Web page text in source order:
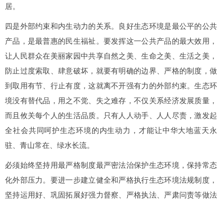
居。
四是外部约束和内生动力的关系。良好生态环境是最公平的公共
产品，是最普惠的民生福祉。要发挥这一公共产品的最大效用，
让人民群众在美丽家园中共享自然之美、生命之美、生活之美，
防止过度索取、肆意破坏，就要有明确的边界、严格的制度，做
到取用有节、行止有度，这就离不开强有力的外部约束。生态环
境没有替代品，用之不觉、失之难存，不仅关系经济发展质量，
而且攸关每个人的生活品质。只有人人动手、人人尽责，激发起
全社会共同呵护生态环境的内生动力，才能让中华大地蓝天永
驻、青山常在、绿水长流。
必须始终坚持用最严格制度最严密法治保护生态环境，保持常态
化外部压力。要进一步建立健全和严格执行生态环境法规制度，
坚持运用好、巩固拓展好强力督察、严格执法、严肃问责等做法